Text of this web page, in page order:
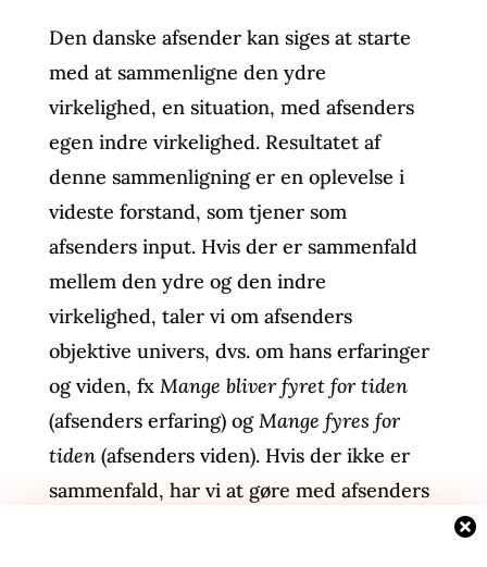
Den danske afsender kan siges at starte
med at sammenligne den ydre
virkelighed, en situation, med afsenders
egen indre virkelighed. Resultatet af
denne sammenligning er en oplevelse i
videste forstand, som tjener som
afsenders input. Hvis der er sammenfald
mellem den ydre og den indre
virkelighed, taler vi om afsenders
objektive univers, dvs. om hans erfaringer
og viden, fx Mange bliver fyret for tiden
(afsenders erfaring) ogMange fyres for
tiden (afsenders viden). Hvis der ikke er
sammenfald, har vi at gøre med afsenders